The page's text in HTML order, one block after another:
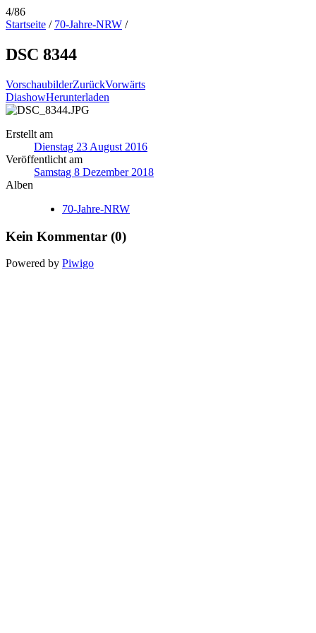
4/86
Startseite / 70-Jahre-NRW /
DSC 8344
VorschaubilderZurückVorwärts
DiashowHerunterladen
Erstellt am
Dienstag 23 August 2016
Veröffentlicht am
Samstag 8 Dezember 2018
Alben
70-Jahre-NRW
Kein Kommentar (0)
Powered by Piwigo